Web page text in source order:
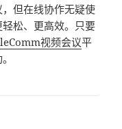
但在线协作无疑使
松、更高效。只要
视频会议平